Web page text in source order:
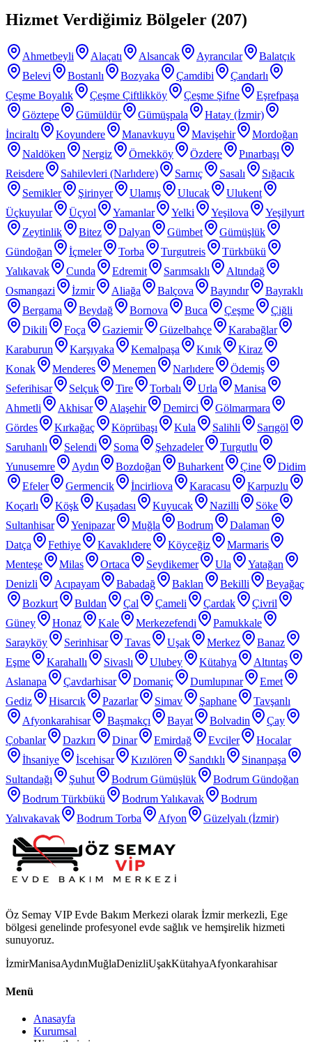
Hizmet Verdiğimiz Bölgeler (207)
Ahmetbeyli Alaçatı Alsancak Ayrancılar
Balatçık
Belevi
Bostanlı Bozyaka Çamdibi
Çandarlı
Çeşme Boyalık
Çeşme Çiftlikköy Çeşme Şifne
Eşrefpaşa
Göztepe
Gümüldür Gümüşpala
Hatay (İzmir)
İnciraltı
Koyundere Manavkuyu Mavişehir
Mordoğan
Naldöken
Nergiz Örnekköy Özdere
Pınarbaşı
Reisdere
Sahilevleri (Narlıdere) Sarnıç Sasalı
Sığacık
Semikler
Şirinyer Ulamış Ulucak
Ulukent
Üçkuyular
Üçyol Yamanlar Yelki Yeşilova
Yeşilyurt
Zeytinlik
Bitez Dalyan Gümbet
Gümüşlük
Gündoğan
İçmeler Torba Turgutreis
Türkbükü
Yalıkavak
Cunda Edremit Sarımsaklı
Altındağ
Osmangazi
İzmir Aliağa Balçova Bayındır
Bayraklı
Bergama
Beydağ Bornova Buca Çeşme
Çiğli
Dikili
Foça Gaziemir Güzelbahçe
Karabağlar
Karaburun
Karşıyaka Kemalpaşa Kınık
Kiraz
Konak
Menderes Menemen Narlıdere
Ödemiş
Seferihisar
Selçuk Tire Torbalı Urla
Manisa
Ahmetli
Akhisar Alaşehir Demirci
Gölmarmara
Gördes
Kırkağaç Köprübaşı Kula Salihli
Sarıgöl
Saruhanlı
Selendi Soma Şehzadeler
Turgutlu
Yunusemre
Aydın Bozdoğan Buharkent Çine
Didim
Efeler
Germencik İncirliova Karacasu
Karpuzlu
Koçarlı
Köşk Kuşadası Kuyucak Nazilli
Söke
Sultanhisar
Yenipazar Muğla Bodrum
Dalaman
Datça
Fethiye Kavaklıdere Köyceğiz
Marmaris
Menteşe
Milas Ortaca Seydikemer Ula
Yatağan
Denizli
Acıpayam Babadağ Baklan Bekilli
Beyağaç
Bozkurt
Buldan Çal Çameli Çardak
Çivril
Güney
Honaz Kale Merkezefendi
Pamukkale
Sarayköy
Serinhisar Tavas Uşak Merkez
Banaz
Eşme
Karahallı Sivaslı Ulubey Kütahya
Altıntaş
Aslanapa
Çavdarhisar Domaniç Dumlupınar
Emet
Gediz
Hisarcık Pazarlar Simav Şaphane
Tavşanlı
Afyonkarahisar
Başmakçı Bayat Bolvadin
Çay
Çobanlar
Dazkırı Dinar Emirdağ Evciler
Hocalar
İhsaniye
İscehisar Kızılören Sandıklı
Sinanpaşa
Sultandağı
Şuhut Bodrum Gümüşlük
Bodrum Gündoğan
Bodrum Türkbükü
Bodrum Yalıkavak
Bodrum
Yalıvakavak
Bodrum Torba Afyon Güzelyalı (İzmir)
Öz Semay VIP Evde Bakım Merkezi olarak İzmir merkezli, Ege
bölgesi genelinde profesyonel evde sağlık ve hemşirelik hizmeti
sunuyoruz.
İzmirManisaAydınMuğlaDenizliUşakKütahyaAfyonkarahisar
Menü
Anasayfa
Kurumsal